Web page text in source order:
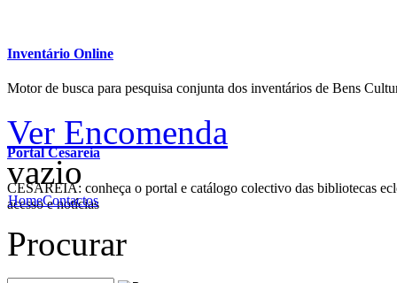
Inventário Online
Motor de busca para pesquisa conjunta dos inventários de Bens
Portal Cesareia
CESAREIA: conheça o portal e catálogo colectivo das bibliotecas
acesso e notícias
Ver Encomenda
vazio
HomeContactos
Procurar